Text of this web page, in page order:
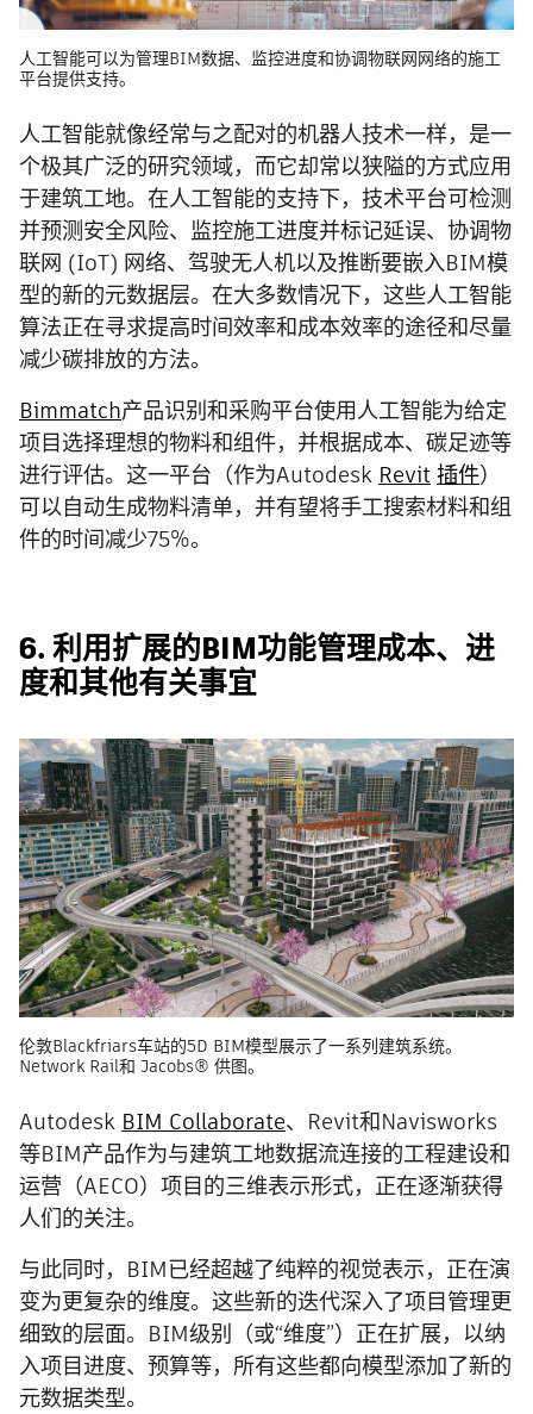
人工智能可以为管理BIM数据、监控进度和协调物联网网络的施工
平台提供支持。
人工智能就像经常与之配对的机器人技术一样，是一
个极其广泛的研究领域，而它却常以狭隘的方式应用
于建筑工地。在人工智能的支持下，技术平台可检测
并预测安全风险、监控施工进度并标记延误、协调物
联网 (IoT) 网络、驾驶无人机以及推断要嵌入BIM模
型的新的元数据层。在大多数情况下，这些人工智能
算法正在寻求提高时间效率和成本效率的途径和尽量
减少碳排放的方法。
Bimmatch产品识别和采购平台使用人工智能为给定
项目选择理想的物料和组件，并根据成本、碳足迹等
进行评估。这一平台（作为Autodesk Revit 插件）
可以自动生成物料清单，并有望将手工搜索材料和组
件的时间减少75%。
6. 利用扩展的BIM功能管理成本、进
度和其他有关事宜
伦敦Blackfriars车站的5D BIM模型展示了一系列建筑系统。
Network Rail和 Jacobs® 供图。
Autodesk BIM Collaborate、Revit和Navisworks
等BIM产品作为与建筑工地数据流连接的工程建设和
运营（AECO）项目的三维表示形式，正在逐渐获得
人们的关注。
与此同时，BIM已经超越了纯粹的视觉表示，正在演
变为更复杂的维度。这些新的迭代深入了项目管理更
细致的层面。BIM级别（或“维度”）正在扩展，以纳
入项目进度、预算等，所有这些都向模型添加了新的
元数据类型。